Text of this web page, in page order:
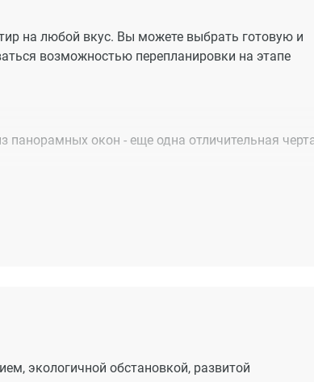
на любой вкус. Вы можете выбрать готовую и
возможностью перепланировки на этапе
окон - еще одна отличительная
удобно и безопасно. Безусловно, такой вариант
экологичной обстановкой, развитой